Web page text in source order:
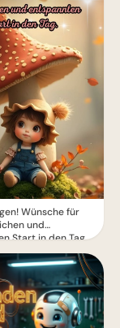
Wünsche für
und
Start in den Tag